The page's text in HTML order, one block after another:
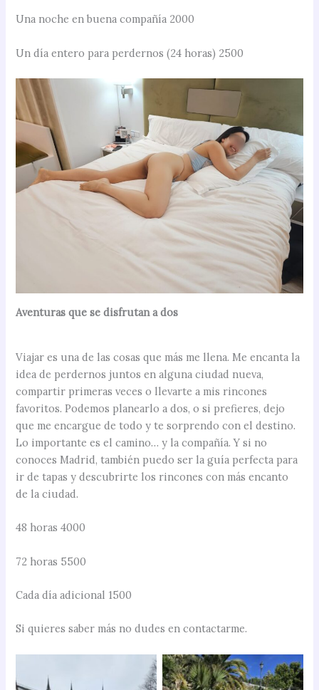
Una noche en buena compañía 2000
Un día entero para perdernos (24 horas) 2500
Aventuras que se disfrutan a dos
Viajar es una de las cosas que más me llena. Me encanta la
idea de perdernos juntos en alguna ciudad nueva,
compartir primeras veces o llevarte a mis rincones
favoritos. Podemos planearlo a dos, o si prefieres, dejo
que me encargue de todo y te sorprendo con el destino.
Lo importante es el camino… y la compañía. Y si no
conoces Madrid, también puedo ser la guía perfecta para
ir de tapas y descubrirte los rincones con más encanto
de la ciudad.
48 horas 4000
72 horas 5500
Cada día adicional 1500
Si quieres saber más no dudes en contactarme.